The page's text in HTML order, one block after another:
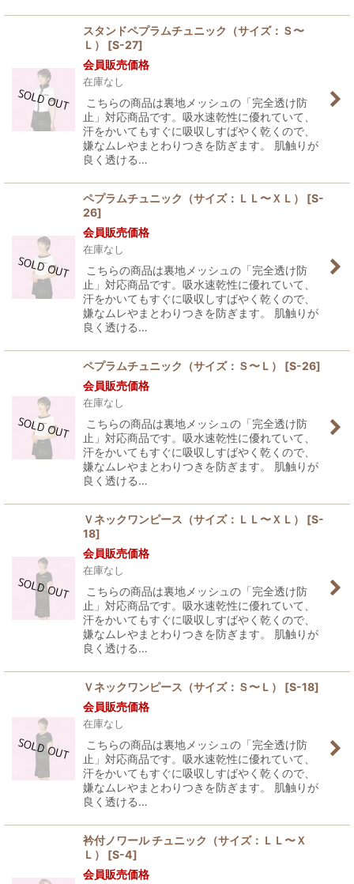
スタンドペプラムチュニック（サイズ：Ｓ〜
Ｌ）
[S-27]
会員販売価格
在庫なし
こちらの商品は裏地メッシュの「完全透け防
止」対応商品です。吸水速乾性に優れていて、
汗をかいてもすぐに吸収しすばやく乾くので、
嫌なムレやまとわりつきを防ぎます。 肌触りが
良く透ける…
ペプラムチュニック（サイズ：ＬＬ〜ＸＬ） [S-
26]
会員販売価格
在庫なし
こちらの商品は裏地メッシュの「完全透け防
止」対応商品です。吸水速乾性に優れていて、
汗をかいてもすぐに吸収しすばやく乾くので、
嫌なムレやまとわりつきを防ぎます。 肌触りが
良く透ける…
ペプラムチュニック（サイズ：Ｓ〜Ｌ） [S-26]
会員販売価格
在庫なし
こちらの商品は裏地メッシュの「完全透け防
止」対応商品です。吸水速乾性に優れていて、
汗をかいてもすぐに吸収しすばやく乾くので、
嫌なムレやまとわりつきを防ぎます。 肌触りが
良く透ける…
Ｖネックワンピース（サイズ：ＬＬ〜ＸＬ） [S-
18]
会員販売価格
在庫なし
こちらの商品は裏地メッシュの「完全透け防
止」対応商品です。吸水速乾性に優れていて、
汗をかいてもすぐに吸収しすばやく乾くので、
嫌なムレやまとわりつきを防ぎます。 肌触りが
良く透ける…
Ｖネックワンピース（サイズ：Ｓ〜Ｌ） [S-18]
会員販売価格
在庫なし
こちらの商品は裏地メッシュの「完全透け防
止」対応商品です。吸水速乾性に優れていて、
汗をかいてもすぐに吸収しすばやく乾くので、
嫌なムレやまとわりつきを防ぎます。 肌触りが
良く透ける…
衿付ノワール チュニック（サイズ：ＬＬ〜Ｘ
Ｌ）
[S-4]
会員販売価格